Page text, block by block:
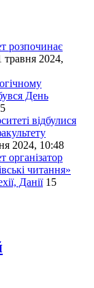
розпочинає
травня 2024,
День
відбулися
2024, 10:48
організатор
читання»
Данії 15